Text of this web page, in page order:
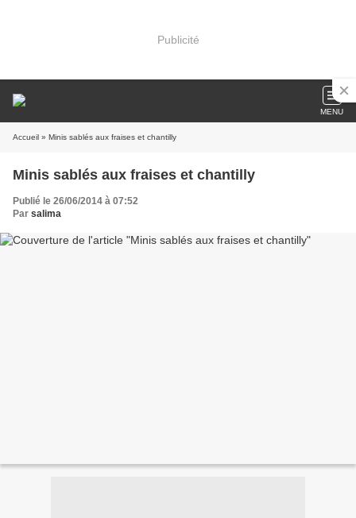
Publicité
MENU
Accueil » Minis sablés aux fraises et chantilly
Minis sablés aux fraises et chantilly
Publié le 26/06/2014 à 07:52
Par salima